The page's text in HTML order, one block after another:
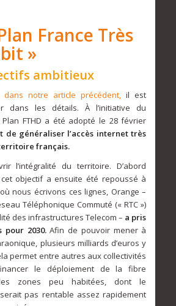
France Très
»
ambitieux
dans notre article précédent, il est
dans les détails. À l’initiative du
Plan FTHD a été adopté le 28 février
de généraliser l’accès internet très
français.
l’intégralité du territoire. D’abord
objectif a ensuite été repoussé à
nous écrivons ces lignes, Orange –
Téléphonique Commuté (« RTC »)
des infrastructures Telecom – a pris
pour 2030.Afin de pouvoir mener à
plusieurs milliards d’euros y
permet entre autres aux collectivités
le déploiement de la fibre
zones peu habitées, dont le
pas rentable assez rapidement